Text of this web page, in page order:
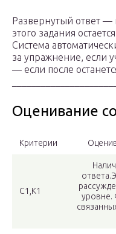
Развернутый ответ —
этого задания
Система
за упражнение, если
— если после
Оценивание
Критерии
С1,К1
уровне.